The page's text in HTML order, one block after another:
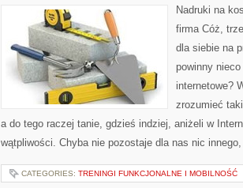
Nadruki na
firma Cóż,
dla siebie na
powinny
internetowe?
zrozumieć
a do tego raczej tanie, gdzieś indziej, aniżeli w
wątpliwości. Chyba nie pozostaje dla nas nic
CATEGORIES: TRENINGI FUNKCJONALNE I MOBILNOŚĆ